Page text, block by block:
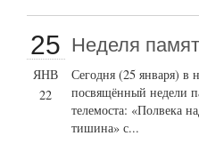
25
ЯНВ
22
Неделя
Сегодня (25 января) в
посвящённый недели
телемоста: «Полвека
тишина» с...